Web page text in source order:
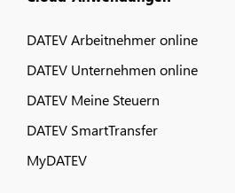
DATEV Arbeitnehmer online
DATEV Unternehmen online
DATEV Meine Steuern
DATEV SmartTransfer
MyDATEV